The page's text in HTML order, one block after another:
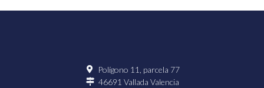
Polígono 11, parcela 77
46691 Vallada Valencia